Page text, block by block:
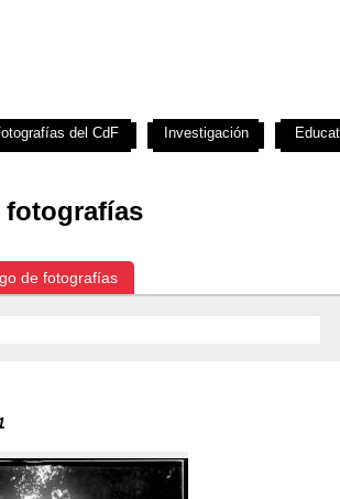
fotografías
de fotografías
del CdF Investigación